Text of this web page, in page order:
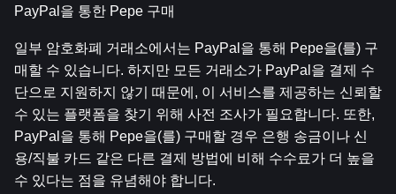
PayPal을 통한 Pepe 구매
일부 암호화폐 거래소에서는 PayPal을 통해 Pepe을(를) 구
매할 수 있습니다. 하지만 모든 거래소가 PayPal을 결제 수
단으로 지원하지 않기 때문에, 이 서비스를 제공하는 신뢰할
수 있는 플랫폼을 찾기 위해 사전 조사가 필요합니다. 또한,
PayPal을 통해 Pepe을(를) 구매할 경우 은행 송금이나 신
용/직불 카드 같은 다른 결제 방법에 비해 수수료가 더 높을
수 있다는 점을 유념해야 합니다.